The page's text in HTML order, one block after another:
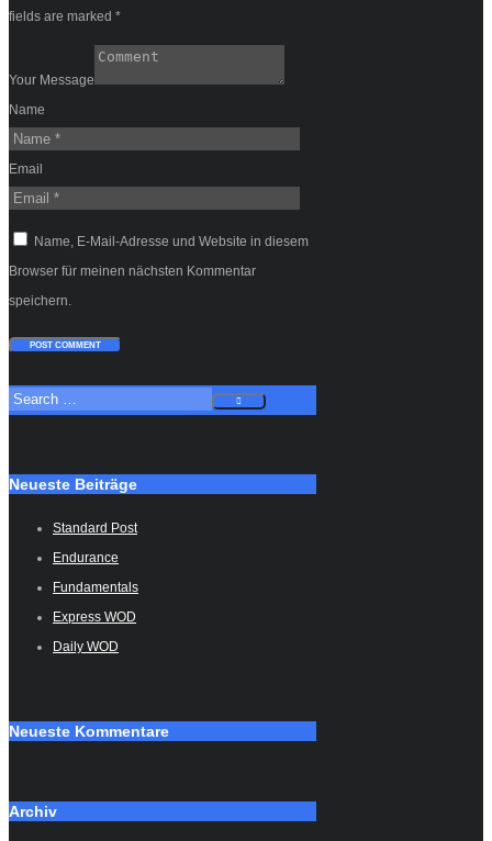
fields are marked *
Your Message
Name
Email
Name, E-Mail-Adresse und Website in diesem
Browser für meinen nächsten Kommentar
speichern.
Neueste Beiträge
Standard Post
Endurance
Fundamentals
Express WOD
Daily WOD
Neueste Kommentare
Archiv